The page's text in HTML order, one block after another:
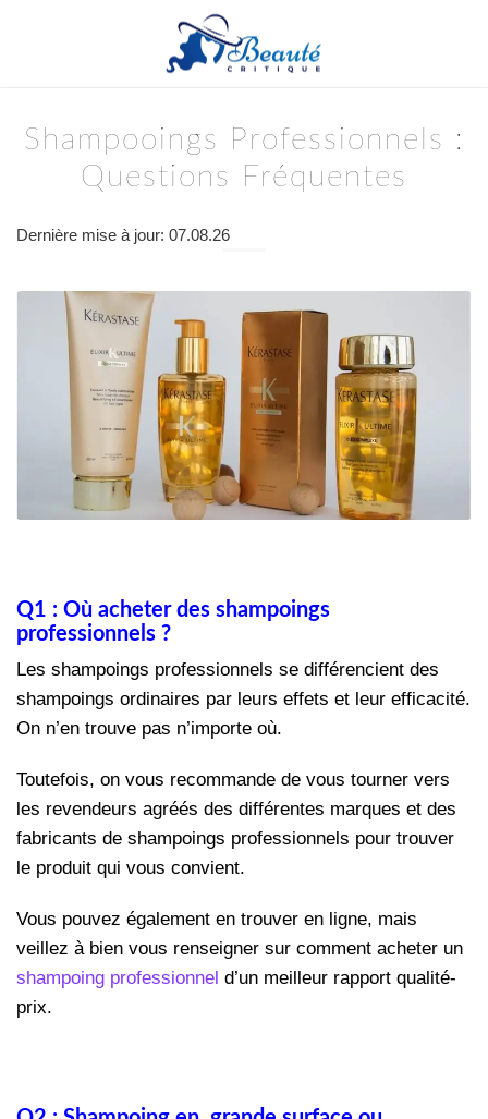
Shampooings Professionnels :
Questions Fréquentes
Dernière mise à jour: 07.08.26
Q1 : Où acheter des shampoings
professionnels ?
Les shampoings professionnels se différencient des
shampoings ordinaires par leurs effets et leur efficacité.
On n’en trouve pas n’importe où.
Toutefois, on vous recommande de vous tourner vers
les revendeurs agréés des différentes marques et des
fabricants de shampoings professionnels pour trouver
le produit qui vous convient.
Vous pouvez également en trouver en ligne, mais
veillez à bien vous renseigner sur comment acheter un
shampoing professionnel d’un meilleur rapport qualité-
prix.